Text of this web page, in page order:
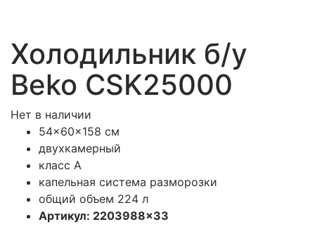
Холодильник б/у
Beko CSK25000
Нет в наличии
54x60x158 см
двухкамерный
класс А
капельная система разморозки
общий объем 224 л
Артикул: 2203988×33